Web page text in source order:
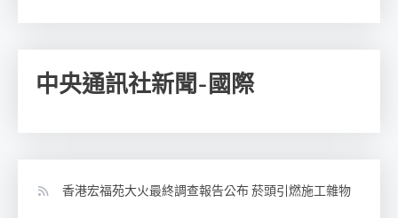
中央通訊社新聞-國際
香港宏福苑大火最終調查報告公布 菸頭引燃施工雜物